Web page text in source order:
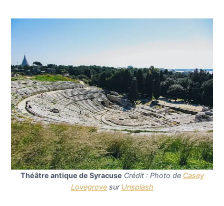
Théâtre antique de Syracuse Crédit : Photo de Casey
Lovegrovesur Unsplash